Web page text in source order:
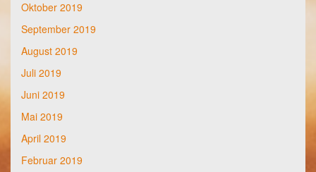
Oktober 2019
September 2019
August 2019
Juli 2019
Juni 2019
Mai 2019
April 2019
Februar 2019